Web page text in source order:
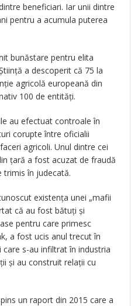
beneficiari. Iar unii dintre
pentru a acumula puterea
bunăstare pentru elita
a descoperit că 75 la
agricolă europeană din
100 de entități.
au efectuat controale în
corupte între oficialii
agricoli. Unul dintre cei
țară a fost acuzat de fraudă
trimis în judecată.
existența unei „mafii
că au fost bătuți și
pentru care primesc
a fost ucis anul trecut în
s-au infiltrat în industria
și au construit relații cu
un raport din 2015 care a